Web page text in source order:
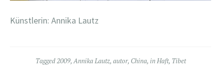
Künstlerin: Annika Lautz
Tagged2009,Annika Lautz, autor, China, in Haft, Tibet